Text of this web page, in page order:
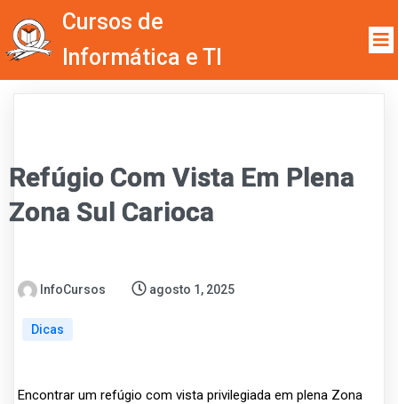
Cursos de
Informática e TI
Refúgio Com Vista Em Plena
Zona Sul Carioca
InfoCursos agosto 1, 2025
Dicas
Encontrar um refúgio com vista privilegiada em plena Zona